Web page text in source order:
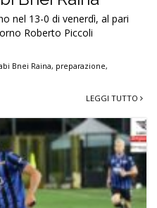
nel 13-0 di venerdì, al pari
Roberto Piccoli
Bnei Raina, preparazione,
LEGGI TUTTO